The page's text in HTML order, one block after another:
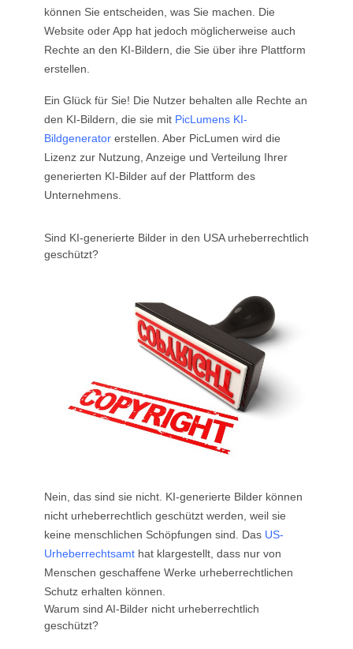
können Sie entscheiden, was Sie machen. Die
Website oder App hat jedoch möglicherweise auch
Rechte an den KI-Bildern, die Sie über ihre Plattform
erstellen.
Ein Glück für Sie! Die Nutzer behalten alle Rechte an
den KI-Bildern, die sie mit PicLumens KI-
Bildgenerator erstellen. Aber PicLumen wird die
Lizenz zur Nutzung, Anzeige und Verteilung Ihrer
generierten KI-Bilder auf der Plattform des
Unternehmens.
Sind KI-generierte Bilder in den USA urheberrechtlich
geschützt?
Nein, das sind sie nicht. KI-generierte Bilder können
nicht urheberrechtlich geschützt werden, weil sie
keine menschlichen Schöpfungen sind. Das US-
Urheberrechtsamt hat klargestellt, dass nur von
Menschen geschaffene Werke urheberrechtlichen
Schutz erhalten können.
Warum sind AI-Bilder nicht urheberrechtlich
geschützt?